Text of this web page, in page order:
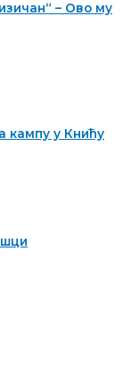
– Ово му
кампу у Книћу